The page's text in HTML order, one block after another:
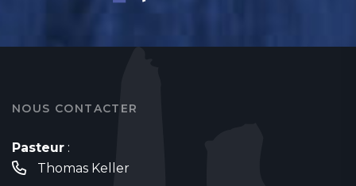
NOUS CONTACTER
Pasteur :
Thomas Keller